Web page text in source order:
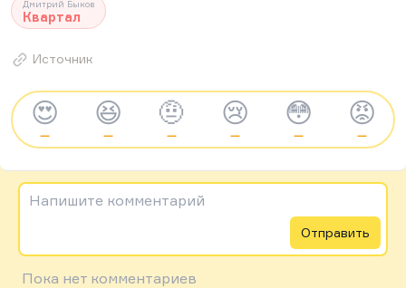
Дмитрий Быков
Квартал
Источник
😍
—
😆
—
🤨
—
😢
—
😳
—
😡
—
Напишите комментарий
Отправить
Пока нет комментариев